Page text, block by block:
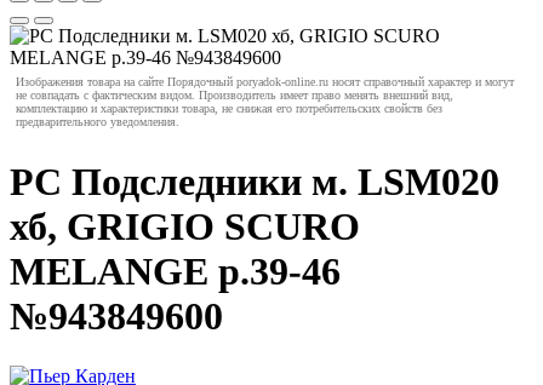
Изображения товара на сайте Порядочный poryadok-online.ru носят справочный характер и могут
не совпадать с фактическим видом. Производитель имеет право менять внешний вид,
комплектацию и характеристики товара, не снижая его потребительских свойств без
предварительного уведомления.
PC Подследники м. LSM020
хб, GRIGIO SCURO
MELANGE р.39-46
№943849600